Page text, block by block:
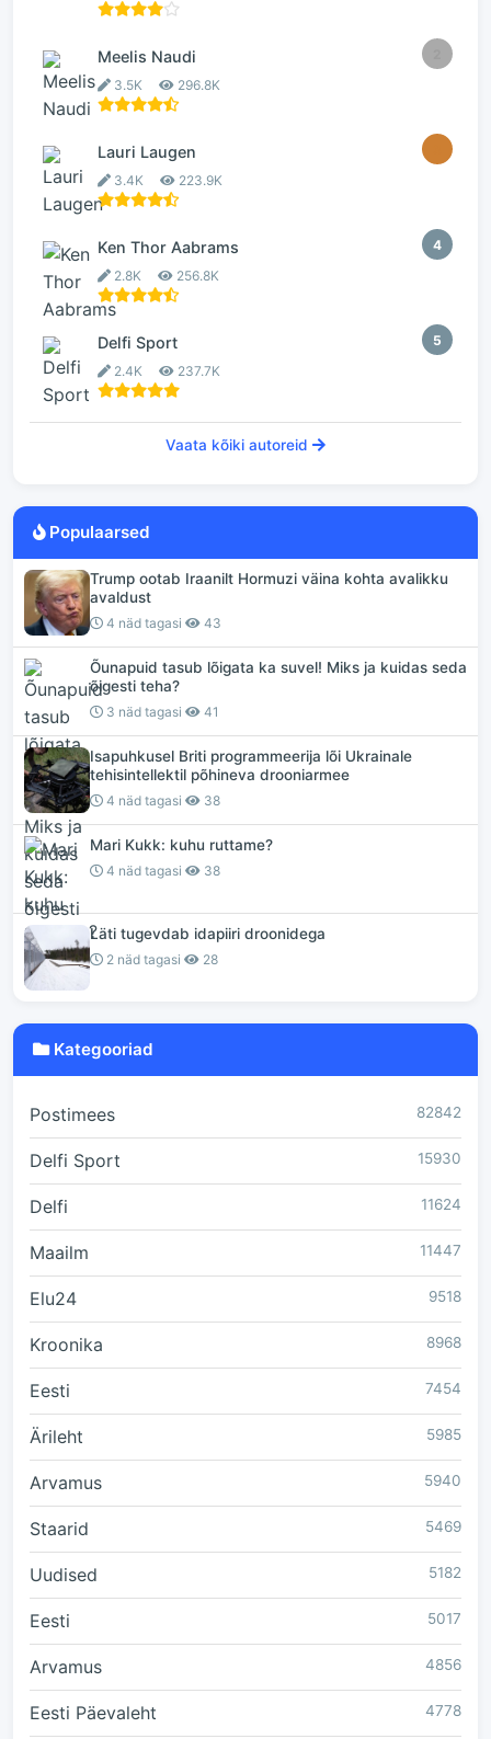
Meelis Naudi
3.5K 296.8K
Lauri Laugen
3.4K 223.9K
4
Ken Thor Aabrams
2.8K 256.8K
5
Delfi Sport
2.4K 237.7K
Vaata kõiki autoreid
Populaarsed
Trump ootab Iraanilt Hormuzi väina kohta avalikku
avaldust
4 näd tagasi 43
Õunapuid tasub lõigata ka suvel! Miks ja kuidas seda
õigesti teha?
3 näd tagasi 41
Isapuhkusel Briti programmeerija lõi Ukrainale
tehisintellektil põhineva drooniarmee
4 näd tagasi 38
Mari Kukk: kuhu ruttame?
4 näd tagasi 38
Läti tugevdab idapiiri droonidega
2 näd tagasi 28
Kategooriad
Postimees 82842
Delfi Sport 15930
Delfi 11624
Maailm 11447
Elu24 9518
Kroonika 8968
Eesti 7454
Ärileht 5985
Arvamus 5940
Staarid 5469
Uudised 5182
Eesti 5017
Arvamus 4856
Eesti Päevaleht 4778